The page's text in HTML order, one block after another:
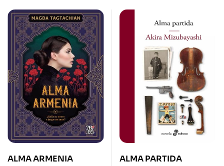
ALMA ARMENIA ALMA PARTIDA